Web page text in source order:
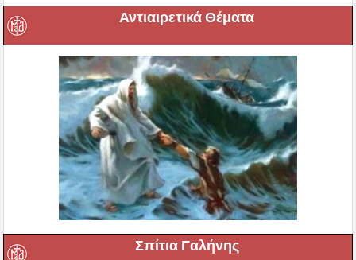
Αντιαιρετικά Θέματα
Σπίτια Γαλήνης